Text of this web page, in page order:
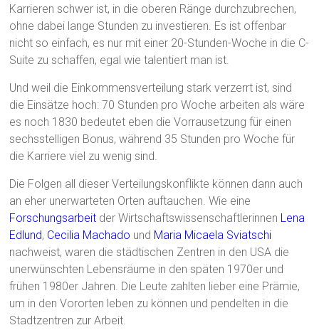
Karrieren schwer ist, in die oberen Ränge durchzubrechen,
ohne dabei lange Stunden zu investieren. Es ist offenbar
nicht so einfach, es nur mit einer 20-Stunden-Woche in die C-
Suite zu schaffen, egal wie talentiert man ist.
Und weil die Einkommensverteilung stark verzerrt ist, sind
die Einsätze hoch: 70 Stunden pro Woche arbeiten als wäre
es noch 1830 bedeutet eben die Vorrausetzung für einen
sechsstelligen Bonus, während 35 Stunden pro Woche für
die Karriere viel zu wenig sind.
Die Folgen all dieser Verteilungskonflikte können dann auch
an eher unerwarteten Orten auftauchen. Wie eine
Forschungsarbeit der Wirtschaftswissenschaftlerinnen Lena
Edlund, Cecilia Machado und Maria Micaela Sviatschi
nachweist, waren die städtischen Zentren in den USA die
unerwünschten Lebensräume in den späten 1970er und
frühen 1980er Jahren. Die Leute zahlten lieber eine Prämie,
um in den Vororten leben zu können und pendelten in die
Stadtzentren zur Arbeit.